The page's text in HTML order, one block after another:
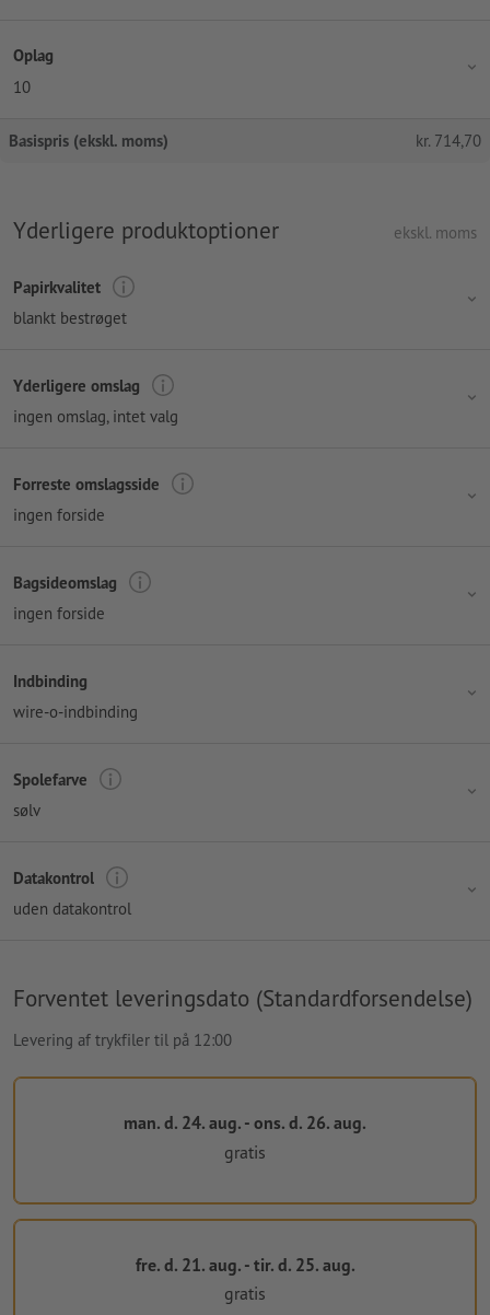
Oplag
10
Basispris (ekskl. moms) kr. 714,70
Yderligere produktoptioner ekskl. moms
Papirkvalitet
blankt bestrøget
Yderligere omslag
ingen omslag, intet valg
Forreste omslagsside
ingen forside
Bagsideomslag
ingen forside
Indbinding
wire-o-indbinding
Spolefarve
sølv
Datakontrol
uden datakontrol
Forventet leveringsdato (Standardforsendelse)
Levering af trykfiler til på 12:00
man. d. 24. aug. - ons. d. 26. aug.
gratis
fre. d. 21. aug. - tir. d. 25. aug.
gratis